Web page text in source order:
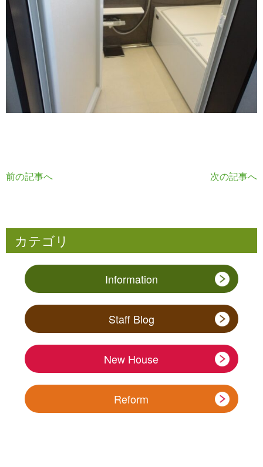
前の記事へ 次の記事へ
カテゴリ
Information
Staff Blog
New House
Reform